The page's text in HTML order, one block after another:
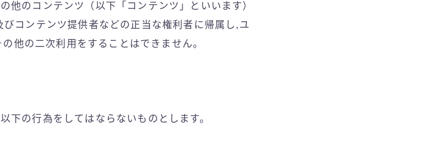
他のコンテンツ（以下「コンテンツ」といいます）
コンテンツ提供者などの正当な権利者に帰属し,ユ
他の二次利用をすることはできません。
下の行為をしてはならないものとします。